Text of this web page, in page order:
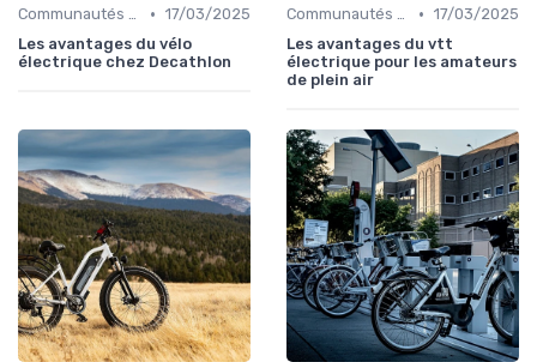
Communautés de cyclistes électriques • 17/03/2025
Les avantages du vélo
électrique chez Decathlon
Communautés de cyclistes électriques • 17/03/2025
Les avantages du vtt
électrique pour les amateurs
de plein air